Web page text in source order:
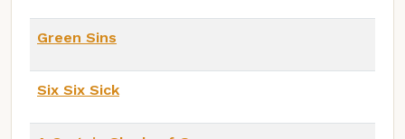
Green Sins
Six Six Sick